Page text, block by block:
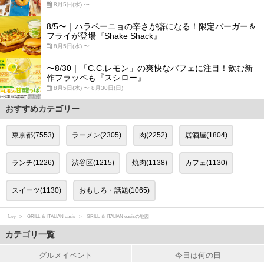
8月5日(水) 〜
8/5〜｜ハラペーニョの辛さが癖になる！限定バーガー＆
フライが登場『Shake Shack』
8月5日(水) 〜
〜8/30｜「C.C.レモン」の爽快なパフェに注目！飲む新
作フラッペも『スシロー』
8月5日(水) 〜 8月30日(日)
おすすめカテゴリー
東京都(7553) ラーメン(2305) 肉(2252) 居酒屋(1804)
ランチ(1226) 渋谷区(1215) 焼肉(1138) カフェ(1130)
スイーツ(1130) おもしろ・話題(1065)
favy GRILL ＆ ITALIAN oasis GRILL ＆ ITALIAN oasisの地図
カテゴリ一覧
グルメイベント 今日は何の日